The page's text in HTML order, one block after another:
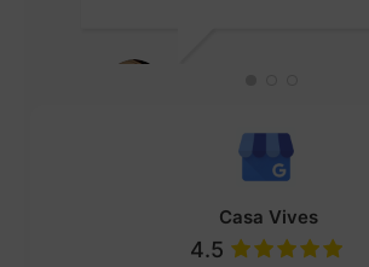
Casa Vives
4.5